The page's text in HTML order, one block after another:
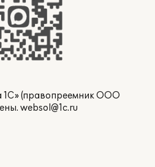
1С» (правопреемник ООО
websol@1c.ru